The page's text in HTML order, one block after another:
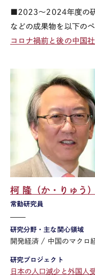
■2023～2024年度の
などの成果物を以下の
コロナ禍前と後の中国
常勤研究員
柯 隆（か・りゅう）
研究分野・主な関心領域
開発経済 中国のマクロ
研究プロジェクト
日本の人口減少と外国人